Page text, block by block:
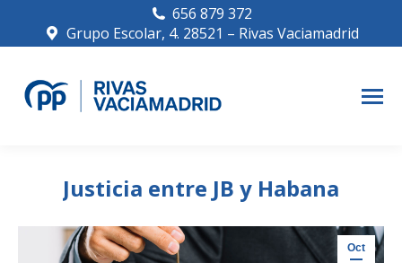
656 879 372
Grupo Escolar, 4. 28521 – Rivas Vaciamadrid
Justicia entre JB y Habana
Oct